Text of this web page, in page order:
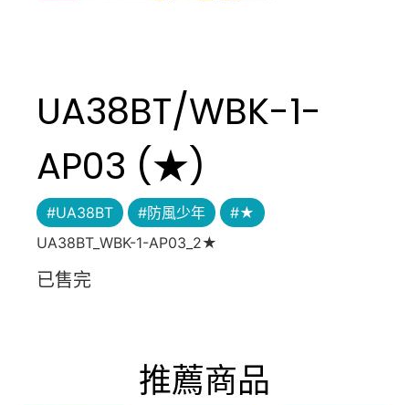
UA38BT/WBK-1-
AP03 (★)
#UA38BT #防風少年
#★
UA38BT_WBK-1-AP03_2★
已售完
推薦商品